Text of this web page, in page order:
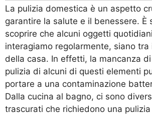
La pulizia domestica è un aspetto
garantire la salute e il benessere. È
scoprire che alcuni oggetti
interagiamo regolarmente, siano tra
della casa. In effetti, la mancanza
pulizia di alcuni di questi elementi
portare a una contaminazione
Dalla cucina al bagno, ci sono
trascurati che richiedono una